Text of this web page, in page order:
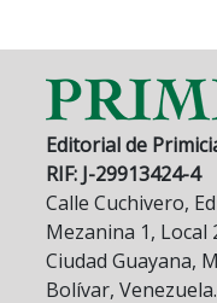
Editorial de
RIF: J-29913424-4
Calle Cuchivero,
Mezanina 1, Local
Ciudad Guayana,
Bolívar, Venezuela.